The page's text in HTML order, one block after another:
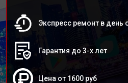
Экспресс ремонт в день
Гарантия до 3-х лет
Цена от 1600 руб